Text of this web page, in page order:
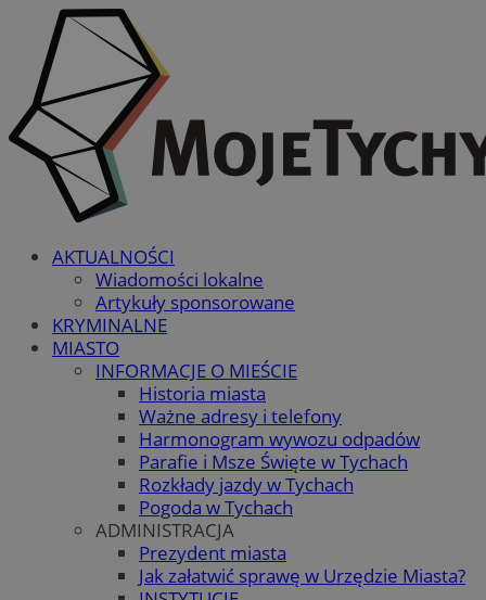
AKTUALNOŚCI
Wiadomości lokalne
Artykuły sponsorowane
KRYMINALNE
MIASTO
INFORMACJE O MIEŚCIE
Historia miasta
Ważne adresy i telefony
Harmonogram wywozu odpadów
Parafie i Msze Święte w Tychach
Rozkłady jazdy w Tychach
Pogoda w Tychach
ADMINISTRACJA
Prezydent miasta
Jak załatwić sprawę w Urzędzie Miasta?